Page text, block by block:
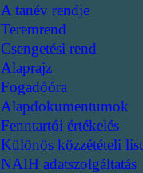
A tanév rendje
Teremrend
Csengetési rend
Alaprajz
Fogadóóra
Alapdokumentumok
Fenntartói értékelés
Különös közzétételi
NAIH adatszolgáltatás